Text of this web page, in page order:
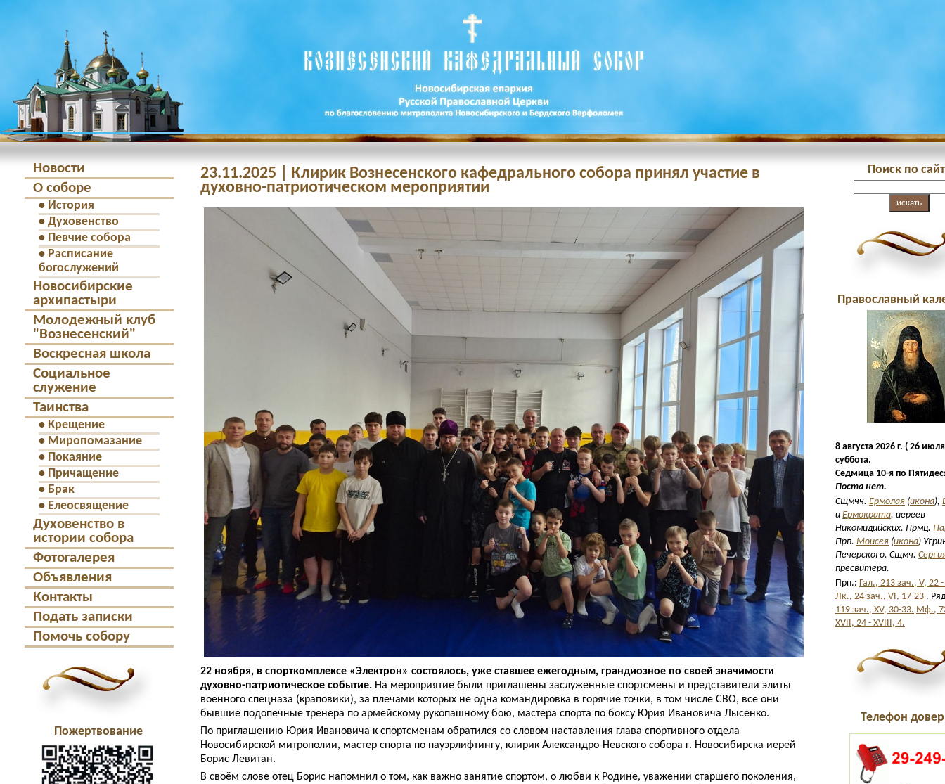
23.11.2025 | Клирик Вознесенского кафедрального собора принял участие в
духовно-патриотическом мероприятии
22 ноября, в спорткомплексе «Электрон» состоялось, уже ставшее ежегодным, грандиозное по своей значимости
духовно-патриотическое событие. На мероприятие были приглашены заслуженные спортсмены и представители элиты
военного спецназа (краповики), за плечами которых не одна командировка в горячие точки, в том числе СВО, все они
бывшие подопечные тренера по армейскому рукопашному бою, мастера спорта по боксу Юрия Ивановича Лысенко.
По приглашению Юрия Ивановича к спортсменам обратился со словом наставления глава спортивного отдела
Новосибирской митрополии, мастер спорта по пауэрлифтингу, клирик Александро-Невского собора г. Новосибирска иерей
Борис Левитан.
В своëм слове отец Борис напомнил о том, как важно занятие спортом, о любви к Родине, уважении старшего поколения,
Новости
О соборе
• История
• Духовенство
• Певчие собора
• Расписание
богослужений
Новосибирские
архипастыри
Молодежный клуб
"Вознесенский"
Воскресная школа
Социальное
служение
Таинства
• Крещение
• Миропомазание
• Покаяние
• Причащение
• Брак
• Елеосвящение
Духовенство в
истории собора
Фотогалерея
Объявления
Контакты
Подать записки
Помочь собору
Пожертвование
Поиск по
Православный
8 августа 2026 г. ( 26 июля
суббота.
Седмица 10-я по
Поста нет.
Сщмчч. Ермолая (икона),
и Ермократа, иереев
Никомидийских. Прмц.
Прп. Моисея (икона)
Печерского. Сщмч.
пресвитера.
Прп.: Гал., 213 зач., V, 22
Лк., 24 зач., VI, 17-23 .
119 зач., XV, 30-33. Мф.,
XVII, 24 - XVIII, 4.
Телефон